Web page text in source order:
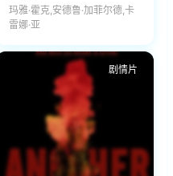
玛雅·霍克,安德鲁·加菲尔德,卡
雷娜·亚
剧情片